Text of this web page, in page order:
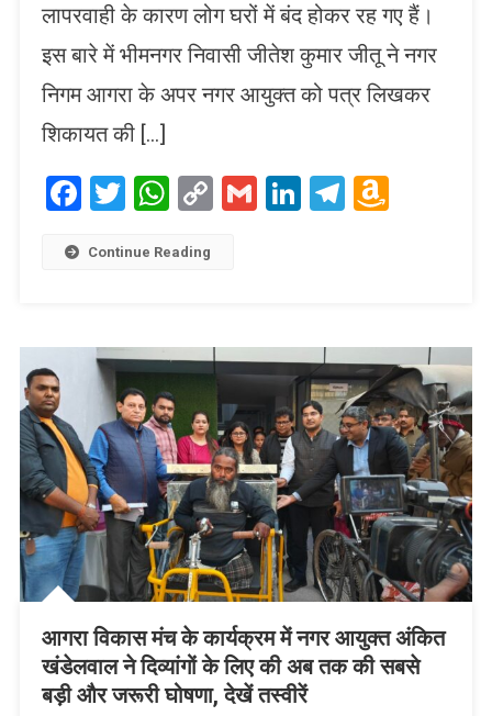
लापरवाही के कारण लोग घरों में बंद होकर रह गए हैं।
इस बारे में भीमनगर निवासी जीतेश कुमार जीतू ने नगर
निगम आगरा के अपर नगर आयुक्त को पत्र लिखकर
शिकायत की […]
Facebook
Twitter
WhatsApp
CopyGmailLinkedIn
Telegram
Continue Reading
आगरा विकास मंच के कार्यक्रम में नगर आयुक्त अंकित
खंडेलवाल ने दिव्यांगों के लिए की अब तक की सबसे
बड़ी और जरूरी घोषणा, देखें तस्वीरें